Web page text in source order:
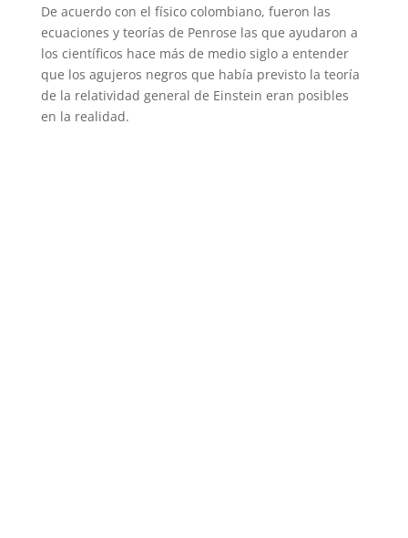
De acuerdo con el físico colombiano, fueron las
ecuaciones y teorías de Penrose las que ayudaron a
los científicos hace más de medio siglo a entender
que los agujeros negros que había previsto la teoría
de la relatividad general de Einstein eran posibles
en la realidad.